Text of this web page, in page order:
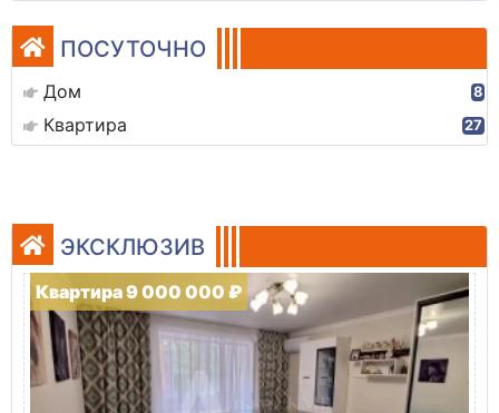
ПОСУТОЧНО
Дом 8
Квартира 27
ЭКСКЛЮЗИВ
Квартира 9 000 000 ₽